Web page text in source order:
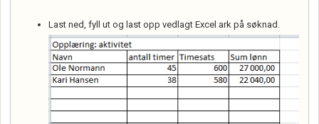
Last ned, fyll ut og last opp vedlagt Excel ark på søknad.